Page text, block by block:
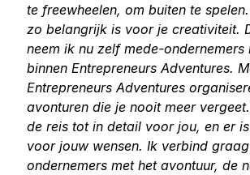
te freewheelen, om buiten te
zo belangrijk is voor je creativiteit.
neem ik nu zelf mede-ondernemers
binnen Entrepreneurs Adventures.
Entrepreneurs Adventures
avonturen die je nooit meer
de reis tot in detail voor jou, en er
voor jouw wensen. Ik verbind graag
ondernemers met het avontuur, de